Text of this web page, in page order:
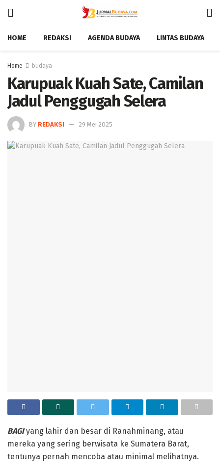
HOME REDAKSI AGENDA BUDAYA LINTAS BUDAYA
Home budaya
Karupuak Kuah Sate, Camilan
Jadul Penggugah Selera
BY REDAKSI 29 Mei 2025
BAGIyang lahir dan besar di Ranahminang, atau
mereka yang sering berwisata ke Sumatera Barat,
tentunya pernah mencoba atau minimal melihatnya.